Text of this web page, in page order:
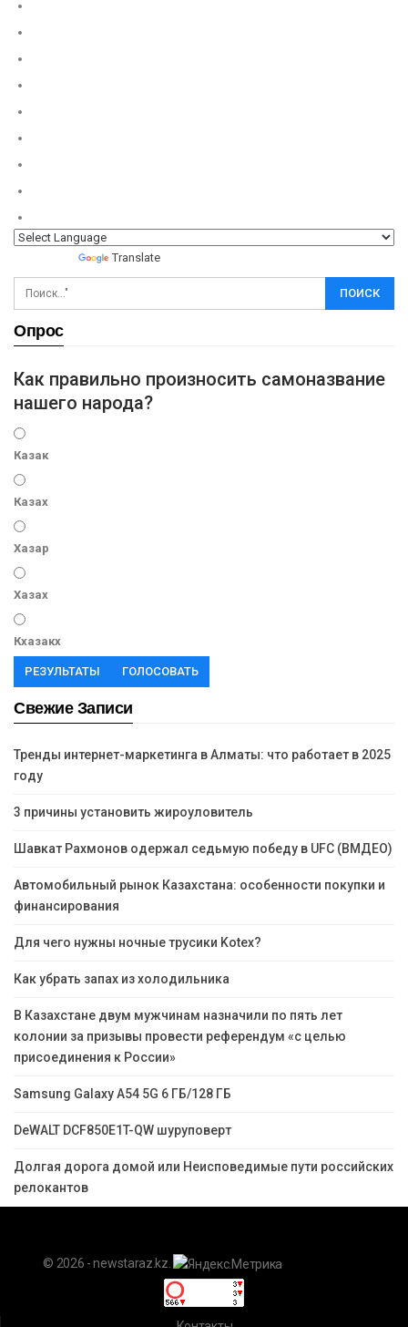
Translate
Опрос
Как правильно произносить самоназвание
нашего народа?
Казак
Казах
Хазар
Хазах
Кхазакх
РЕЗУЛЬТАТЫ ГОЛОСОВАТЬ
Свежие Записи
Тренды интернет-маркетинга в Алматы: что работает в 2025
году
3 причины установить жироуловитель
Шавкат Рахмонов одержал седьмую победу в UFC (ВМДЕО)
Автомобильный рынок Казахстана: особенности покупки и
финансирования
Для чего нужны ночные трусики Kotex?
Как убрать запах из холодильника
В Казахстане двум мужчинам назначили по пять лет
колонии за призывы провести референдум «с целью
присоединения к России»
Samsung Galaxy A54 5G 6 ГБ/128 ГБ
DeWALT DCF850E1T-QW шуруповерт
Долгая дорога домой или Неисповедимые пути российских
релокантов
© 2026 - newstaraz.kz.